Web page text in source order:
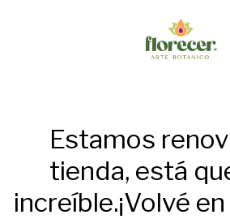
Estamos
tienda, está
increíble.¡Volvé